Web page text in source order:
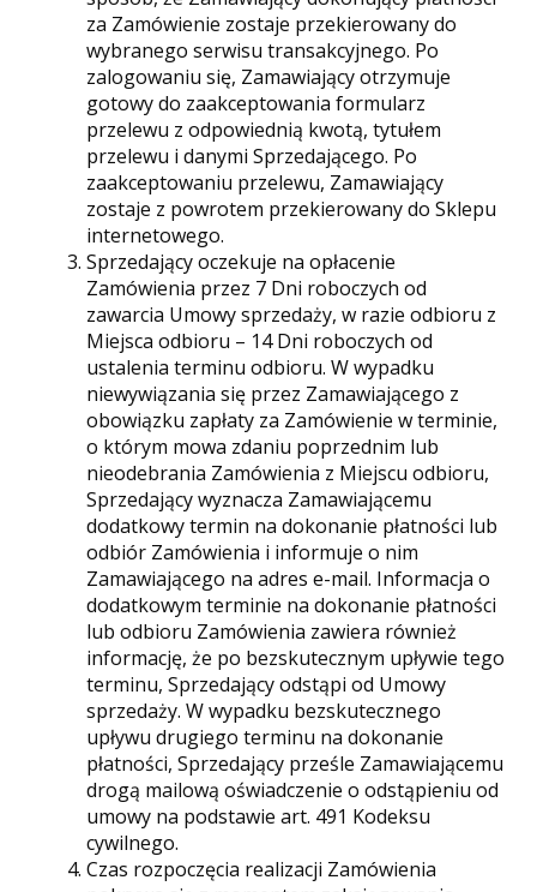
za Zamówienie zostaje przekierowany do
wybranego serwisu transakcyjnego. Po
zalogowaniu się, Zamawiający otrzymuje
gotowy do zaakceptowania formularz
przelewu z odpowiednią kwotą, tytułem
przelewu i danymi Sprzedającego. Po
zaakceptowaniu przelewu, Zamawiający
zostaje z powrotem przekierowany do Sklepu
internetowego.
Sprzedający oczekuje na opłacenie
Zamówienia przez 7 Dni roboczych od
zawarcia Umowy sprzedaży, w razie odbioru z
Miejsca odbioru – 14 Dni roboczych od
ustalenia terminu odbioru. W wypadku
niewywiązania się przez Zamawiającego z
obowiązku zapłaty za Zamówienie w terminie,
o którym mowa zdaniu poprzednim lub
nieodebrania Zamówienia z Miejscu odbioru,
Sprzedający wyznacza Zamawiającemu
dodatkowy termin na dokonanie płatności lub
odbiór Zamówienia i informuje o nim
Zamawiającego na adres e-mail. Informacja o
dodatkowym terminie na dokonanie płatności
lub odbioru Zamówienia zawiera również
informację, że po bezskutecznym upływie tego
terminu, Sprzedający odstąpi od Umowy
sprzedaży. W wypadku bezskutecznego
upływu drugiego terminu na dokonanie
płatności, Sprzedający prześle Zamawiającemu
drogą mailową oświadczenie o odstąpieniu od
umowy na podstawie art. 491 Kodeksu
cywilnego.
Czas rozpoczęcia realizacji Zamówienia